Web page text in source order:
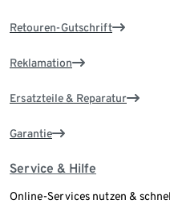
Retouren-Gutschrift
Reklamation
Ersatzteile & Reparatur
Garantie
Service & Hilfe
Online-Services nutzen &